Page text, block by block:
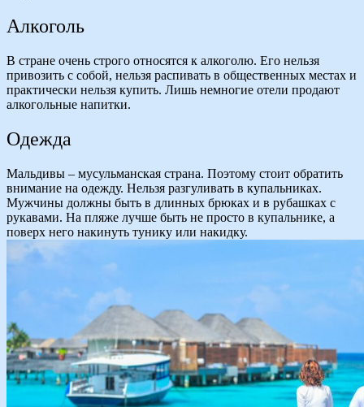
Алкоголь
В стране очень строго относятся к алкоголю. Его нельзя
привозить с собой, нельзя распивать в общественных местах и
практически нельзя купить. Лишь немногие отели продают
алкогольные напитки.
Одежда
Мальдивы – мусульманская страна. Поэтому стоит обратить
внимание на одежду. Нельзя разгуливать в купальниках.
Мужчины должны быть в длинных брюках и в рубашках с
рукавами. На пляже лучше быть не просто в купальнике, а
поверх него накинуть тунику или накидку.